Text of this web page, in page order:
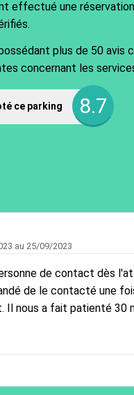
effectué une
plus de 50 avis
concernant les
ce parking 8.7
au 25/09/2023
de contact dès
de le contacté une
Il nous a fait patienté 30